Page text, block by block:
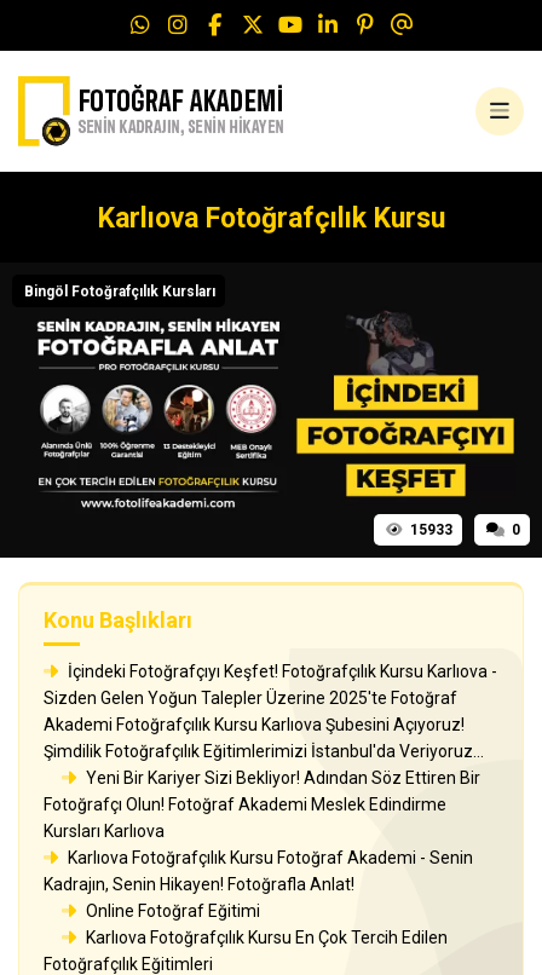
Karlıova Fotoğrafçılık Kursu
Bingöl Fotoğrafçılık Kursları
15933 0
Konu Başlıkları
İçindeki Fotoğrafçıyı Keşfet! Fotoğrafçılık Kursu Karlıova -
Sizden Gelen Yoğun Talepler Üzerine 2025'te Fotoğraf
Akademi Fotoğrafçılık Kursu Karlıova Şubesini Açıyoruz!
Şimdilik Fotoğrafçılık Eğitimlerimizi İstanbul'da Veriyoruz...
Yeni Bir Kariyer Sizi Bekliyor! Adından Söz Ettiren Bir
Fotoğrafçı Olun! Fotoğraf Akademi Meslek Edindirme
Kursları Karlıova
Karlıova Fotoğrafçılık Kursu Fotoğraf Akademi - Senin
Kadrajın, Senin Hikayen! Fotoğrafla Anlat!
Online Fotoğraf Eğitimi
Karlıova Fotoğrafçılık Kursu En Çok Tercih Edilen
Fotoğrafçılık Eğitimleri